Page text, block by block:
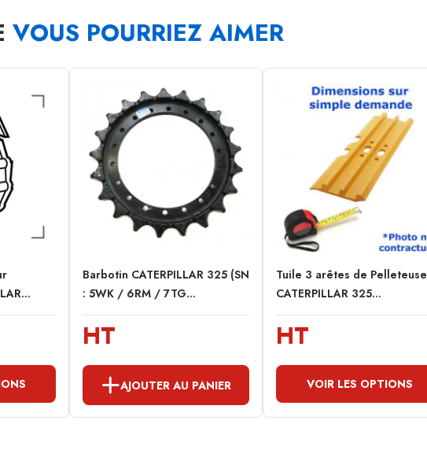
VOUS POURRIEZ AIMER
Barbotin CATERPILLAR 325 (SN
: 5WK / 6RM / 7TG...
HT
AJOUTER AU PANIER
Tuile 3 arêtes de Pelleteuse
CATERPILLAR 325...
HT
VOIR LES OPTIONS